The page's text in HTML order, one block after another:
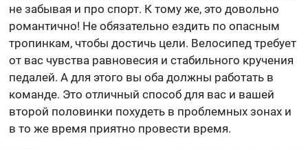
не забывая и про спорт. К тому же, это довольно
романтично! Не обязательно ездить по опасным
тропинкам, чтобы достичь цели. Велосипед требует
от вас чувства равновесия и стабильного кручения
педалей. А для этого вы оба должны работать в
команде. Это отличный способ для вас и вашей
второй половинки похудеть в проблемных зонах и
в то же время приятно провести время.